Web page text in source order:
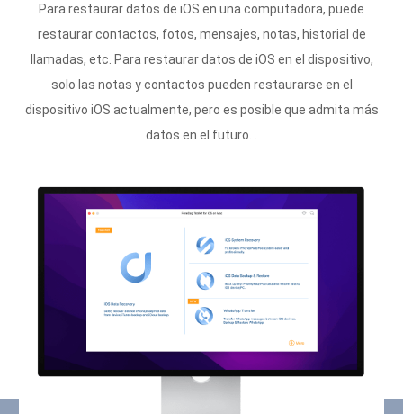
Para restaurar datos de iOS en una computadora, puede
restaurar contactos, fotos, mensajes, notas, historial de
llamadas, etc. Para restaurar datos de iOS en el dispositivo,
solo las notas y contactos pueden restaurarse en el
dispositivo iOS actualmente, pero es posible que admita más
datos en el futuro. .